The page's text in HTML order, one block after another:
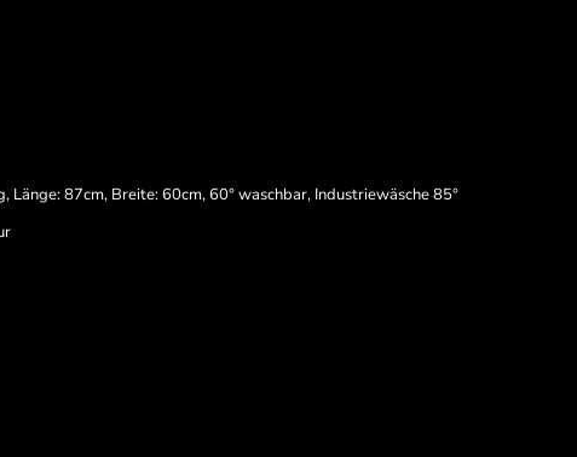
Länge: 87cm, Breite: 60cm, 60° waschbar, Industriewäsche 85°